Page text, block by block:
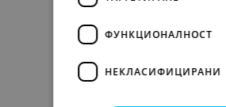
Изявление за поверителност
Отворени позиции
ФУНКЦИОНАЛНОСТ
НЕКЛАСИФИЦИРАНИ